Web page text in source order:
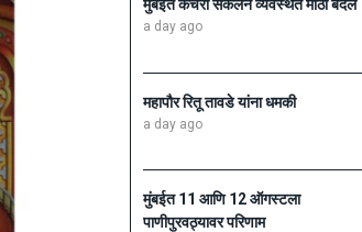
मुंबईत कचरा संकलन व्यवस्थेत मोठा बदल
a day ago
महापौर रितू तावडे यांना धमकी
a day ago
मुंबईत 11 आणि 12 ऑगस्टला
पाणीपुरवठ्यावर परिणाम